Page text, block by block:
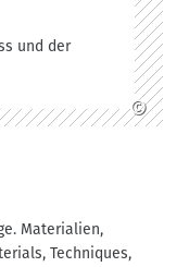
©
und der
Materialien,
Techniques,